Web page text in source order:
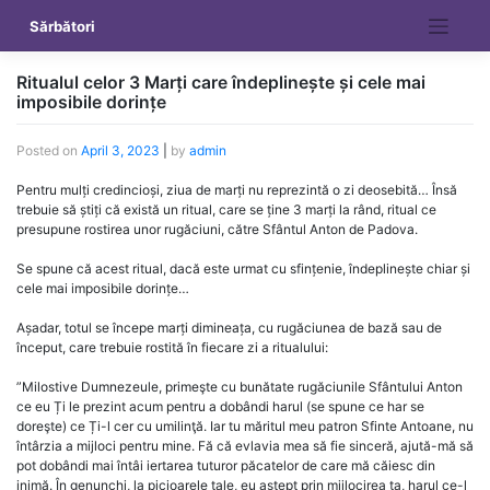
content
Sărbători
Ritualul celor 3 Marți care îndeplinește și cele mai
imposibile dorințe
Posted on April 3, 2023 by admin
Pentru mulți credincioși, ziua de marți nu reprezintă o zi deosebită… Însă
trebuie să știți că există un ritual, care se ține 3 marți la rând, ritual ce
presupune rostirea unor rugăciuni, către Sfântul Anton de Padova.
Se spune că acest ritual, dacă este urmat cu sfințenie, îndeplinește chiar și
cele mai imposibile dorințe…
Așadar, totul se începe marți dimineața, cu rugăciunea de bază sau de
început, care trebuie rostită în fiecare zi a ritualului:
”Milostive Dumnezeule, primeşte cu bunătate rugăciunile Sfântului Anton
ce eu Ți le prezint acum pentru a dobândi harul (se spune ce har se
doreşte) ce Ți-l cer cu umilinţă. Iar tu măritul meu patron Sfinte Antoane, nu
întârzia a mijloci pentru mine. Fă că evlavia mea să fie sinceră, ajută-mă să
pot dobândi mai întâi iertarea tuturor păcatelor de care mă căiesc din
inimă. În genunchi, la picioarele tale, eu aştept prin mijlocirea ta, harul ce-l